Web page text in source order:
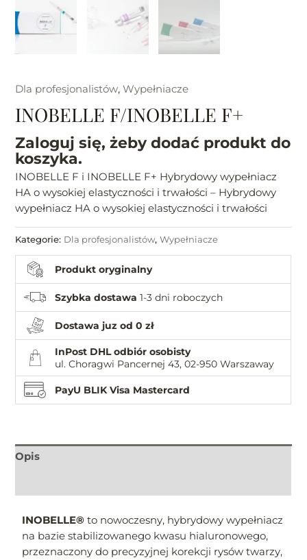
Dla profesjonalistów,Wypełniacze
INOBELLE F/INOBELLE F+
Zaloguj się, żeby dodać produkt do
koszyka.
INOBELLE F i INOBELLE F+ Hybrydowy wypełniacz
HA o wysokiej elastyczności i trwałości – Hybrydowy
wypełniacz HA o wysokiej elastyczności i trwałości
Kategorie: Dla profesjonalistów,Wypełniacze
Produkt oryginalny
Szybka dostawa 1-3 dni roboczych
Dostawa juz od 0 zł
InPost DHL odbiór osobisty
ul. Choragwi Pancernej 43, 02-950 Warszaway
PayU BLIK Visa Mastercard
Opis
INOBELLE® to nowoczesny, hybrydowy wypełniacz
na bazie stabilizowanego kwasu hialuronowego,
przeznaczony do precyzyjnej korekcji rysów twarzy,